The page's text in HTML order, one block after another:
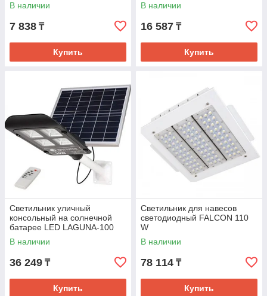
В наличии
7 838 ₸
Купить
В наличии
16 587 ₸
Купить
Светильник уличный
консольный на солнечной
батарее LED LAGUNA-100
100 W
В наличии
36 249 ₸
Купить
Светильник для навесов
светодиодный FALCON 110
W
В наличии
78 114 ₸
Купить